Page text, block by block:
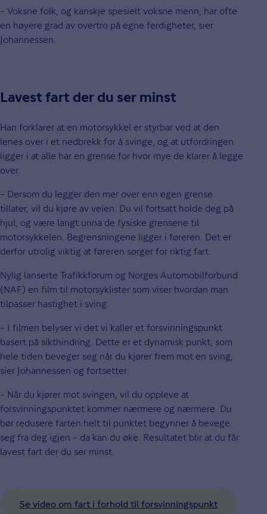
– Voksne folk, og kanskje spesielt voksne menn, har ofte
en høyere grad av overtro på egne ferdigheter, sier
Johannessen.
Lavest fart der du ser minst
Han forklarer at en motorsykkel er styrbar ved at den
lenes over i et nedbrekk for å svinge, og at utfordringen
ligger i at alle har en grense for hvor mye de klarer å legge
over.
– Dersom du legger den mer over enn egen grense
tillater, vil du kjøre av veien. Du vil fortsatt holde deg på
hjul, og være langt unna de fysiske grensene til
motorsykkelen. Begrensningene ligger i føreren. Det er
derfor utrolig viktig at føreren sørger for riktig fart.
Nylig lanserte Trafikkforum og Norges Automobilforbund
(NAF) en film til motorsyklister som viser hvordan man
tilpasser hastighet i sving.
– I filmen belyser vi det vi kaller et forsvinningspunkt
basert på sikthindring. Dette er et dynamisk punkt, som
hele tiden beveger seg når du kjører frem mot en sving,
sier Johannessen og fortsetter:
– Når du kjører mot svingen, vil du oppleve at
forsvinningspunktet kommer nærmere og nærmere. Du
bør redusere farten helt til punktet begynner å bevege
seg fra deg igjen – da kan du øke. Resultatet blir at du får
lavest fart der du ser minst.
Se video om fart i forhold til forsvinningspunkt